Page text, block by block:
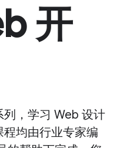
开
，学习 Web 设计
均由行业专家编